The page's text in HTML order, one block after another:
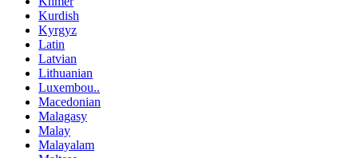
Kurdish
Kyrgyz
Latin
Latvian
Lithuanian
Luxembou..
Macedonian
Malagasy
Malay
Malayalam